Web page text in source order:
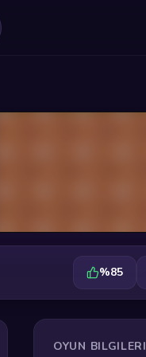
%85
OYUN BILGILERI